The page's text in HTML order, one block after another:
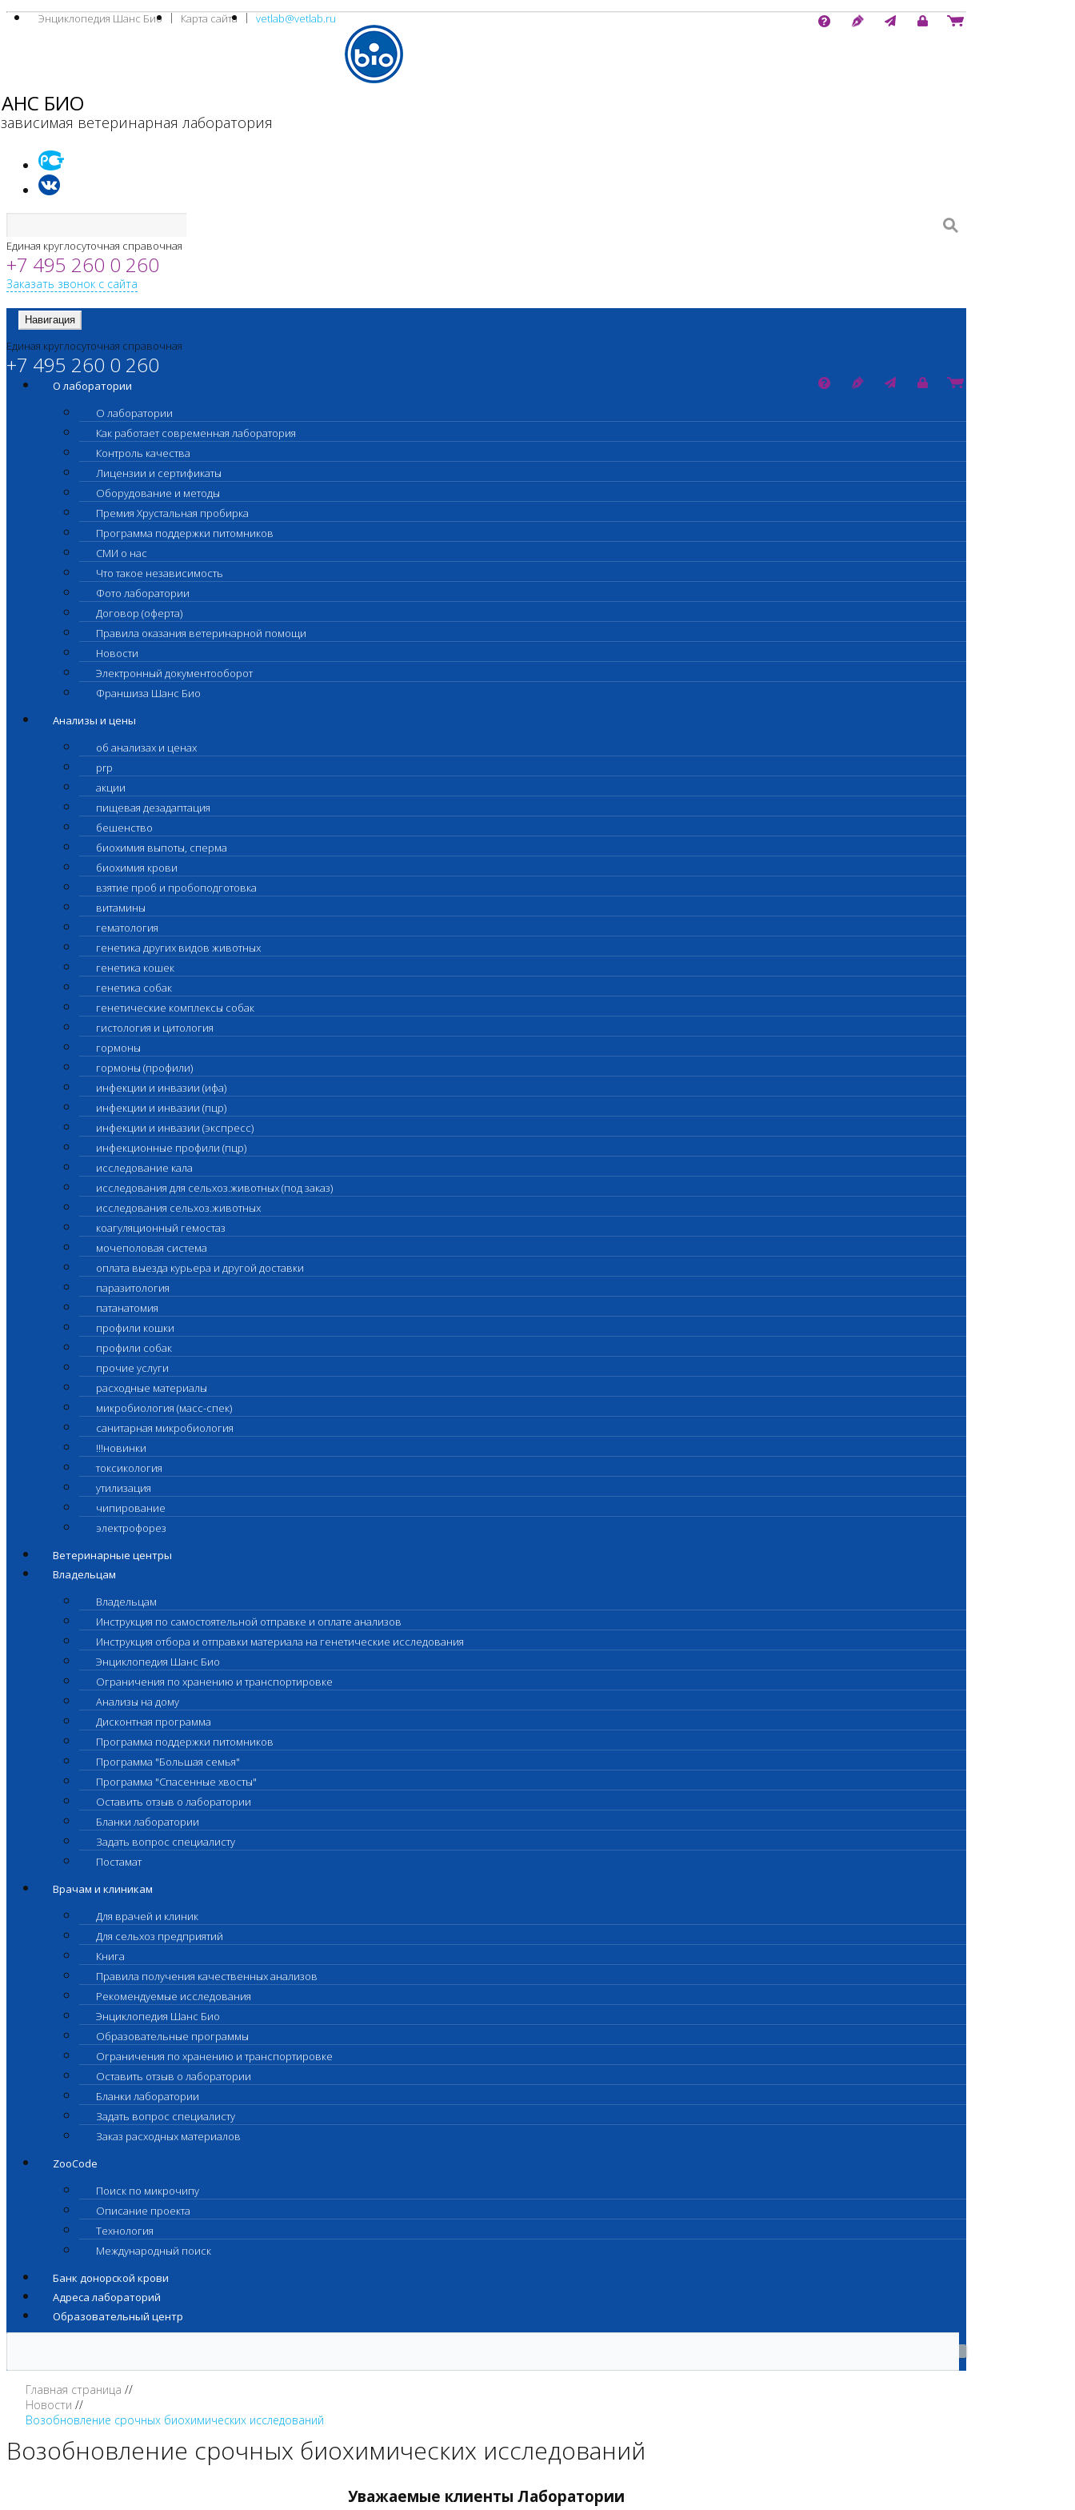
Энциклопедия Шанс Био Карта сайта vetlab@vetlab.ru
БИО
ветеринарная лаборатория
Единая круглосуточная справочная
+7 495 260 0 260
Заказать звонок с сайта
Навигация
Единая круглосуточная справочная
+7 495 260 0 260
О лаборатории
О лаборатории
Как работает современная лаборатория
Контроль качества
Лицензии и сертификаты
Оборудование и методы
Премия Хрустальная пробирка
Программа поддержки питомников
СМИ о нас
Что такое независимость
Фото лаборатории
Договор (оферта)
Правила оказания ветеринарной помощи
Новости
Электронный документооборот
Франшиза Шанс Био
Анализы и цены
об анализах и ценах
prp
акции
пищевая дезадаптация
бешенство
биохимия выпоты, сперма
биохимия крови
взятие проб и пробоподготовка
витамины
гематология
генетика других видов животных
генетика кошек
генетика собак
генетические комплексы собак
гистология и цитология
гормоны
гормоны (профили)
инфекции и инвазии (ифа)
инфекции и инвазии (пцр)
инфекции и инвазии (экспресс)
инфекционные профили (пцр)
исследование кала
исследования для сельхоз.животных (под заказ)
исследования сельхоз.животных
коагуляционный гемостаз
мочеполовая система
оплата выезда курьера и другой доставки
паразитология
патанатомия
профили кошки
профили собак
прочие услуги
расходные материалы
микробиология (масс-спек)
санитарная микробиология
!!!новинки
токсикология
утилизация
чипирование
электрофорез
Ветеринарные центры
Владельцам
Владельцам
Инструкция по самостоятельной отправке и оплате анализов
Инструкция отбора и отправки материала на генетические исследования
Энциклопедия Шанс Био
Ограничения по хранению и транспортировке
Анализы на дому
Дисконтная программа
Программа поддержки питомников
Программа "Большая семья"
Программа "Спасенные хвосты"
Оставить отзыв о лаборатории
Бланки лаборатории
Задать вопрос специалисту
Постамат
Врачам и клиникам
Для врачей и клиник
Для сельхоз предприятий
Книга
Правила получения качественных анализов
Рекомендуемые исследования
Энциклопедия Шанс Био
Образовательные программы
Ограничения по хранению и транспортировке
Оставить отзыв о лаборатории
Бланки лаборатории
Задать вопрос специалисту
Заказ расходных материалов
ZooCode
Поиск по микрочипу
Описание проекта
Технология
Международный поиск
Банк донорской крови
Адреса лабораторий
Образовательный центр
Главная страница
Новости
Возобновление срочных биохимических исследований
Возобновление срочных биохимических исследований
Уважаемые клиенты Лаборатории